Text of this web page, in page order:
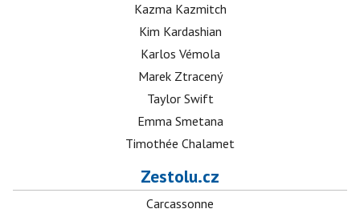
Kazma Kazmitch
Kim Kardashian
Karlos Vémola
Marek Ztracený
Taylor Swift
Emma Smetana
Timothée Chalamet
Zestolu.cz
Carcassonne